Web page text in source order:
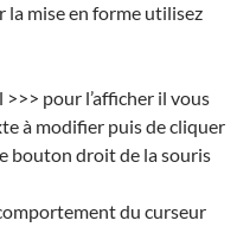
la mise en forme utilisez
pour l’afficher il vous
à modifier puis de cliquer
bouton droit de la souris
du curseur